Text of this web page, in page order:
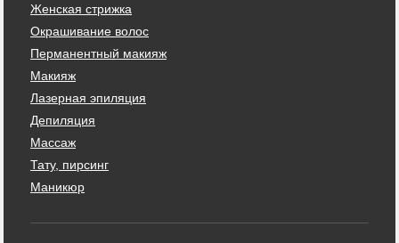
Женская стрижка
Окрашивание волос
Перманентный макияж
Макияж
Лазерная эпиляция
Депиляция
Массаж
Тату, пирсинг
Маникюр